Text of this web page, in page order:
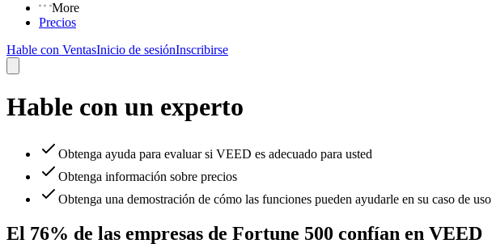
More
Precios
Hable con VentasInicio de sesiónInscribirse
Hable con un experto
Obtenga ayuda para evaluar si VEED es adecuado para usted
Obtenga información sobre precios
Obtenga una demostración de cómo las funciones pueden ayudarle en su caso de uso
El 76% de las empresas de Fortune 500 confían en VEED